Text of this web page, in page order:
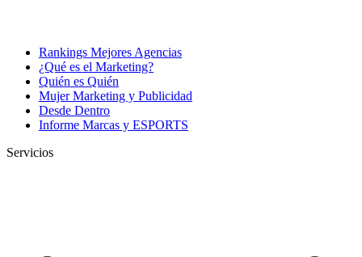
Rankings Mejores Agencias
¿Qué es el Marketing?
Quién es Quién
Mujer Marketing y Publicidad
Desde Dentro
Informe Marcas y ESPORTS
Servicios